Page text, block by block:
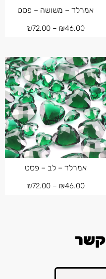
אמרלד – משושה – פסט
₪46.00
–
₪72.00
אמרלד – לב – פסט
₪46.00
–
₪72.00
קשר